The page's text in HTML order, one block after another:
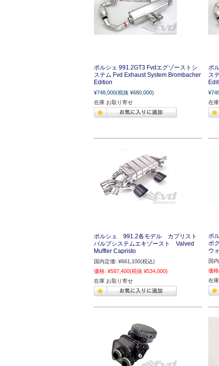
ポルシェ 991.2GT3 Fvdエグゾーストシ
ステム Fvd Exhaust System Brombacher
Edition
¥748,000(税抜 ¥680,000)
在庫 お取り寄せ
ポ
ス
在
ポルシェ 991.2各モデル カプリスト
バルブシステムエキゾースト Valved
Muffler Capristo
国内定価: ¥661,100(税込)
価格: ¥587,400(税抜 ¥534,000)
在庫 お取り寄せ
ポ
ボ
ウ
国
価
在